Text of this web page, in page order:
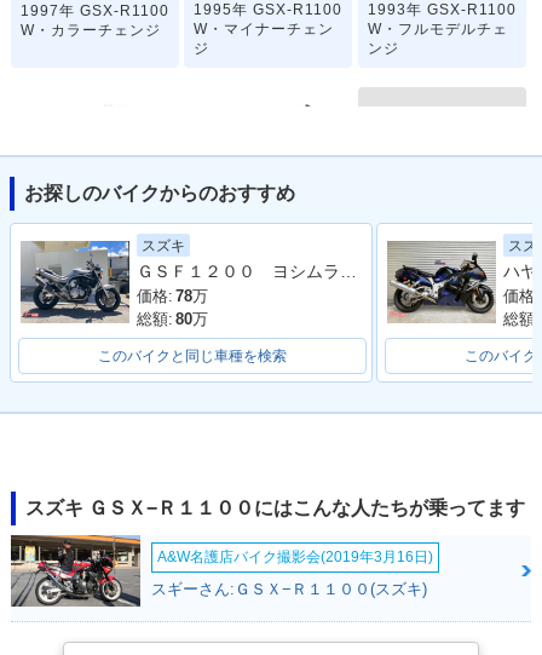
1997年 GSX-R1100
W・カラーチェンジ
1995年 GSX-R1100
W・マイナーチェン
ジ
1993年 GSX-R1100
W・フルモデルチェ
ンジ
1991年 GSX-R110
0・マイナーチェン
ジ
ジ
1989年 GSX-R110
0・マイナーチェン
お探しのバイクからのおすすめ
スズキ
ＧＳＦ１２００ ヨシムラタンデムステップ ヨシムラキャブ車 社外マフラー ウオタニ オーリンズ
価格: 78万
総額: 80万
このバイクと同じ車種を検索
スズ
価格:
総額:
このバイク
スズキ ＧＳＸ−Ｒ１１００にはこんな人たちが乗ってます
A&W名護店バイク撮影会(2019年3月16日)
スギーさん:ＧＳＸ−Ｒ１１００(スズキ)